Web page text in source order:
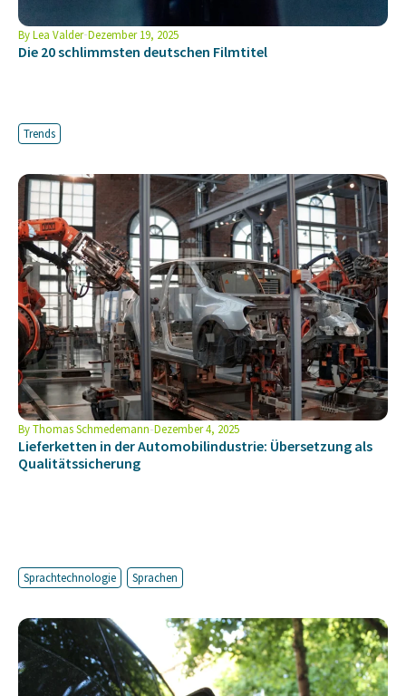
ByLea Valder Dezember 19, 2025
Die 20 schlimmsten deutschen Filmtitel
Trends
ByThomas Schmedemann Dezember 4, 2025
Lieferketten in der Automobilindustrie: Übersetzung als
Qualitätssicherung
Sprachtechnologie Sprachen